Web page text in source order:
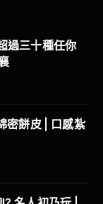
過三十種任你
密餅皮 | 口感紮